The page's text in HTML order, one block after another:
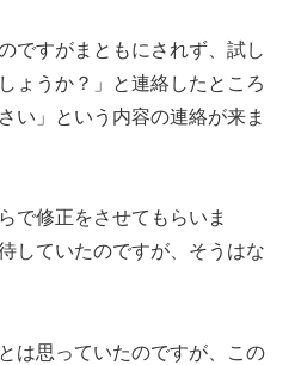
ですがまともにされず、試し
ょうか？」と連絡したところ
い」という内容の連絡が来ま
で修正をさせてもらいま
していたのですが、そうはな
は思っていたのですが、この